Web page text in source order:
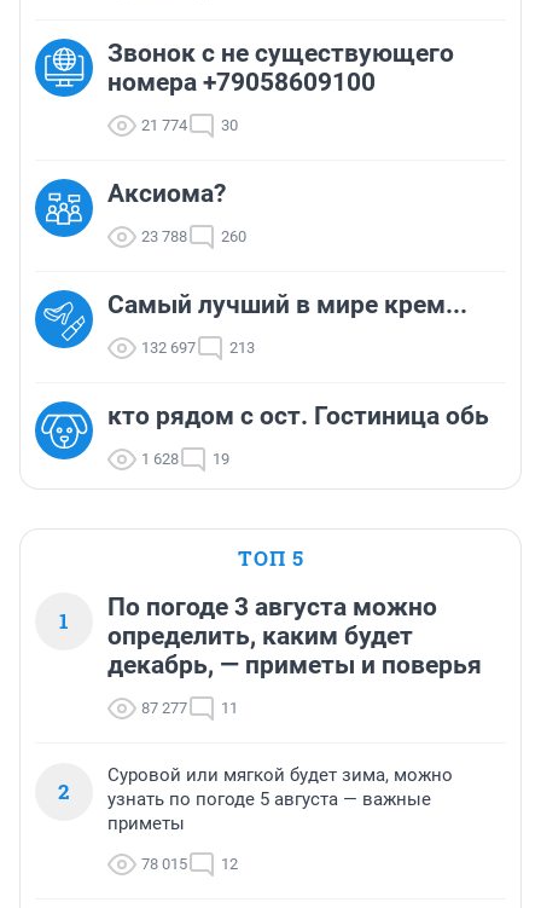
Звонок с не существующего
номера +79058609100
21 774 30
Аксиома?
23 788 260
Самый лучший в мире крем...
132 697 213
кто рядом с ост. Гостиница обь
1 628 19
ТОП 5
1
По погоде 3 августа можно
определить, каким будет
декабрь, — приметы и поверья
87 277 11
2
Суровой или мягкой будет зима, можно
узнать по погоде 5 августа — важные
приметы
78 015 12